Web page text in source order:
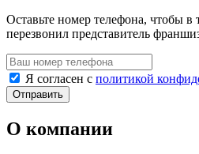
Оставьте номер телефона, чтобы
перезвонил представитель
Я согласен с политикой
О компании